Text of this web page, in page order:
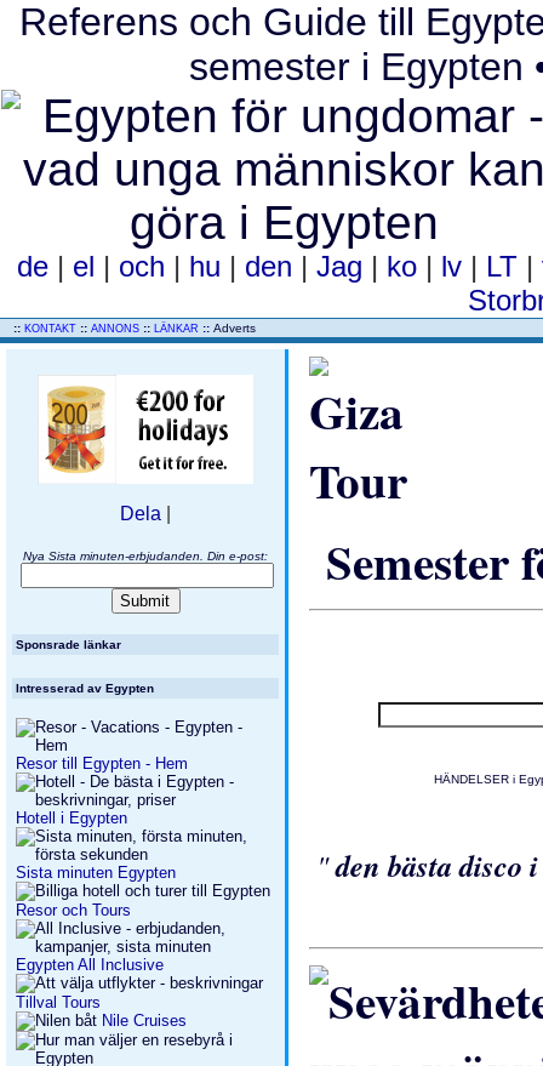
Referens och Guide till
semester i Egypten
de | el | och | hu | den | Jag | ko | lv | LT |
:: KONTAKT :: ANNONS :: LÄNKAR :: Adverts
Dela
Nya Sista minuten-erbjudanden. Din e-post:
Sponsrade länkar
Intresserad av Egypten
Resor till Egypten - Hem
Hotell i Egypten
Sista minuten Egypten
Resor och Tours
Egypten All Inclusive
Tillval Tours
Nile Cruises
Semester
HÄNDELSER i
"den bästa